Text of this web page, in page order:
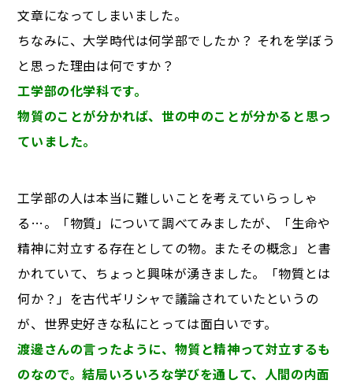
文章になってしまいました。
ちなみに、大学時代は何学部でしたか？ それを学ぼう
と思った理由は何ですか？
工学部の化学科です。
物質のことが分かれば、世の中のことが分かると思っ
ていました。
工学部の人は本当に難しいことを考えていらっしゃ
る…。「物質」について調べてみましたが、「生命や
精神に対立する存在としての物。またその概念」と書
かれていて、ちょっと興味が湧きました。「物質とは
何か？」を古代ギリシャで議論されていたというの
が、世界史好きな私にとっては面白いです。
渡邊さんの言ったように、物質と精神って対立するも
のなので。結局いろいろな学びを通して、人間の内面